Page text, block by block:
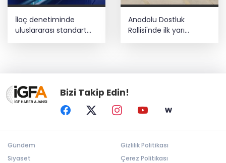
İlaç denetiminde
uluslararası standart
Anadolu Dostluk
Rallisi'nde ilk yarı
Bizi Takip Edin!
Gündem
Siyaset
Gizlilik Politikası
Çerez Politikası